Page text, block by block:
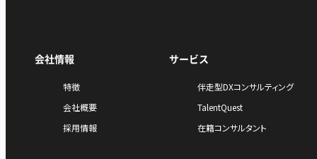
会社情報
特徴
会社概要
採用情報
サービス
伴走型DXコンサルティング
TalentQuest
在籍コンサルタント